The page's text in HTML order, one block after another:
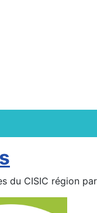
du CISIC région